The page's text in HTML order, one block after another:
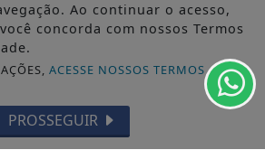
PRIVACIDADE
Ao continuar o acesso,
concorda com nossos Termos
ACESSE NOSSOS TERMOS
PROSSEGUIR